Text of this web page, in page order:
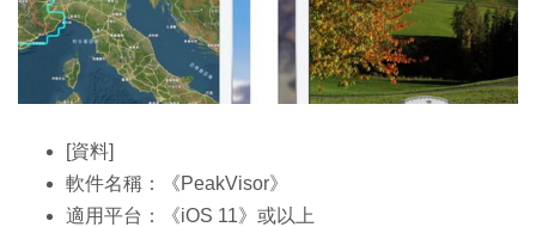
[資料]
軟件名稱：《PeakVisor》
適用平台：《iOS 11》或以上